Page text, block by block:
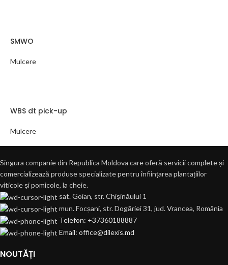
SMWO
Mulcere
WBS dt pick-up
Mulcere
Singura companie din Republica Moldova care oferă servicii complete și
comercializează produse specializate pentru înființarea plantațiilor
viticole și pomicole, la cheie.
sat. Goian, str. Chișinăului 1
mun. Focșani, str. Dogăriei 31, jud. Vrancea, România
Telefon: +37360188887
Email: office@dilexis.md
NOUTĂȚI